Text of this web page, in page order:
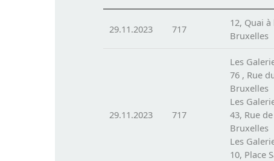
29.11.2023 717
12, Quai
Bruxelles
29.11.2023 717
Les
76 , Rue
Bruxelles
Les
43, Rue
Bruxelles
Les
10, Place